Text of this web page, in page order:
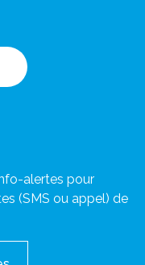
alertes pour
(SMS ou appel) de